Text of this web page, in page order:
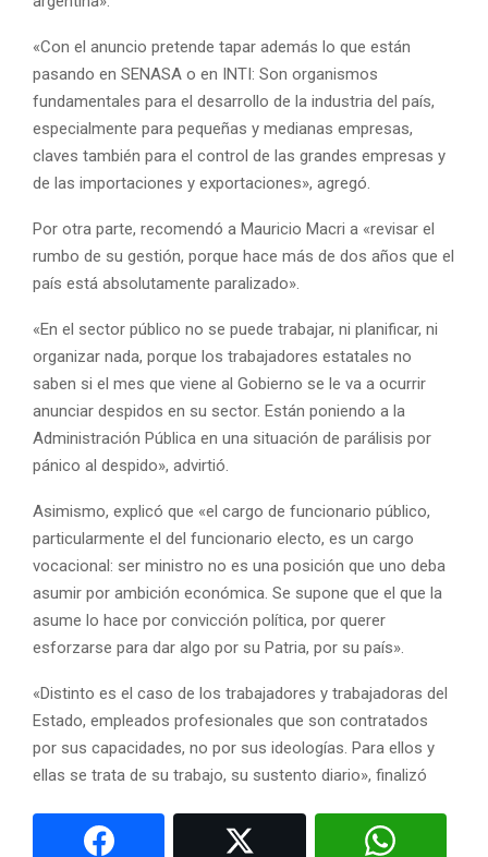
«Con el anuncio pretende tapar además lo que están
pasando en SENASA o en INTI: Son organismos
fundamentales para el desarrollo de la industria del país,
especialmente para pequeñas y medianas empresas,
claves también para el control de las grandes empresas y
de las importaciones y exportaciones», agregó.
Por otra parte, recomendó a Mauricio Macri a «revisar el
rumbo de su gestión, porque hace más de dos años que el
país está absolutamente paralizado».
«En el sector público no se puede trabajar, ni planificar, ni
organizar nada, porque los trabajadores estatales no
saben si el mes que viene al Gobierno se le va a ocurrir
anunciar despidos en su sector. Están poniendo a la
Administración Pública en una situación de parálisis por
pánico al despido», advirtió.
Asimismo, explicó que «el cargo de funcionario público,
particularmente el del funcionario electo, es un cargo
vocacional: ser ministro no es una posición que uno deba
asumir por ambición económica. Se supone que el que la
asume lo hace por convicción política, por querer
esforzarse para dar algo por su Patria, por su país».
«Distinto es el caso de los trabajadores y trabajadoras del
Estado, empleados profesionales que son contratados
por sus capacidades, no por sus ideologías. Para ellos y
ellas se trata de su trabajo, su sustento diario», finalizó